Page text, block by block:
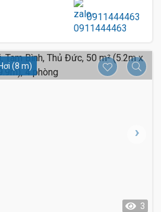
0911444463
(8 m)
3